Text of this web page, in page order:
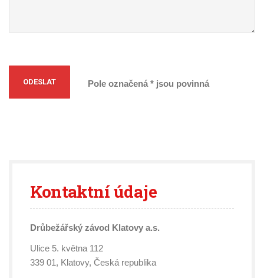
Pole označená * jsou povinná
Kontaktníúdaje
Drůbežářský závod Klatovy a.s.
Ulice 5. května 112
339 01, Klatovy, Česká republika